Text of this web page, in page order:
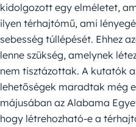
kidolgozott egy elméletet,
ilyen térhajtómű, ami
sebesség túllépését. Ehhez
lenne szükség, amelynek
nem tisztázottak. A kutatók
lehetőségek maradtak még
májusában az Alabama
hogy létrehozható-e a